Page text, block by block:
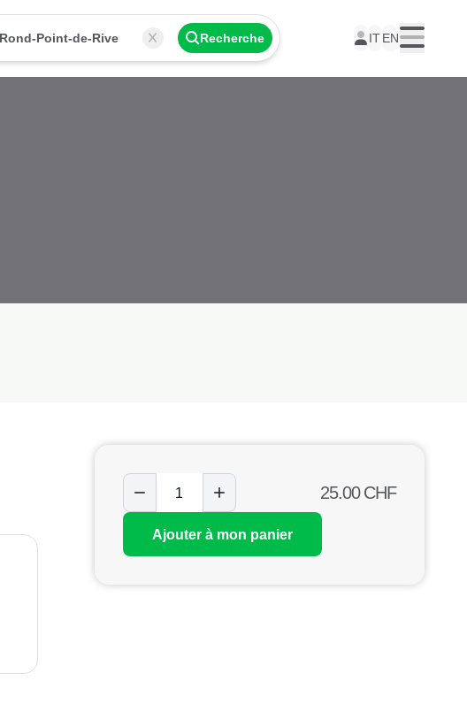
Rond-Point-de-Rive Recherche ITEN
25.00CHF
Ajouter à mon panier